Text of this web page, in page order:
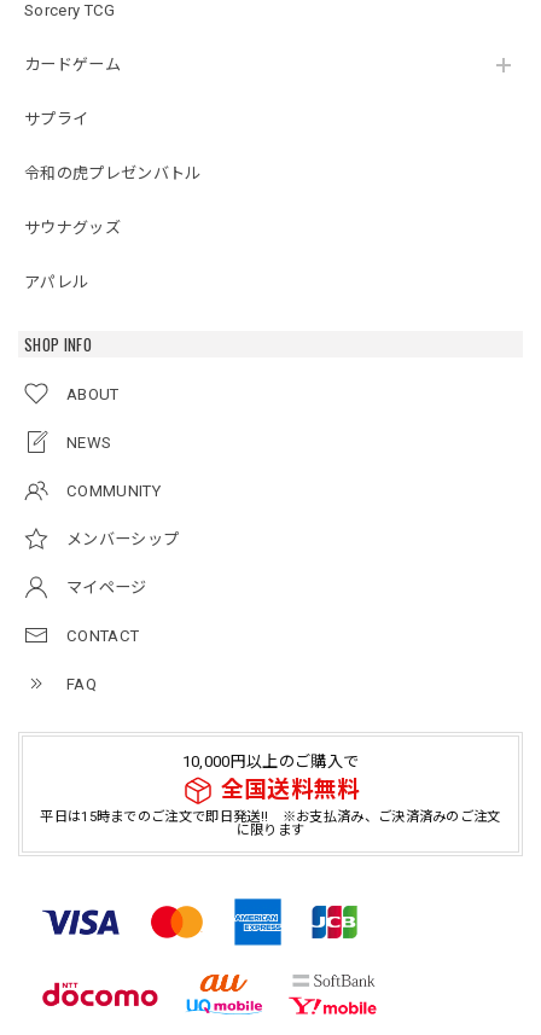
Sorcery TCG
カードゲーム
サプライ
令和の虎プレゼンバトル
サウナグッズ
アパレル
SHOP INFO
ABOUT
NEWS
COMMUNITY
メンバーシップ
マイページ
CONTACT
FAQ
10,000円以上のご購入で
全国送料無料
平日は15時までのご注文で即日発送!! ※お支払済み、ご決済済みのご注文
に限ります